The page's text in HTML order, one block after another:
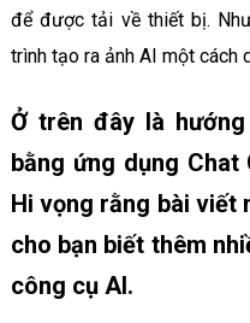
để được tải về thiết bị.
trình tạo ra ảnh AI một cách
Ở trên đây là
bằng ứng dụng
Hi vọng rằng bài viết
cho bạn biết thêm
công cụ AI.